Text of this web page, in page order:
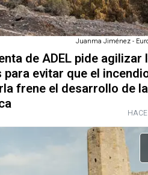
Juanma Jiménez -
de ADEL pide agilizar
para evitar que el
frene el desarrollo de la